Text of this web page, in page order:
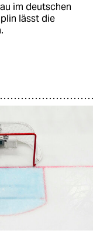
im deutschen
lässt die